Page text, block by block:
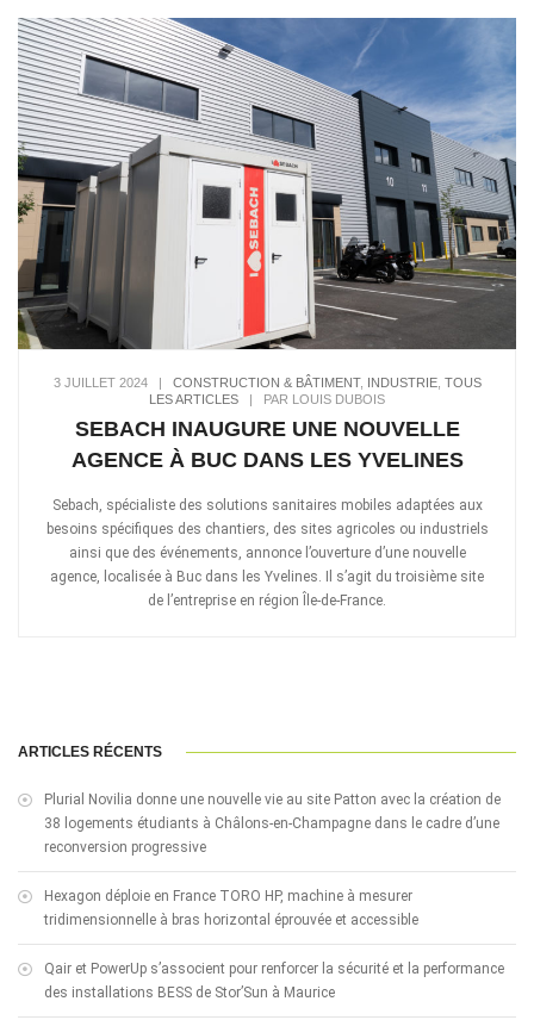
3 JUILLET 2024| CONSTRUCTION & BÂTIMENT, INDUSTRIE, TOUS
LES ARTICLES
PAR LOUIS DUBOIS
SEBACH INAUGURE UNE NOUVELLE
AGENCE À BUC DANS LES YVELINES
Sebach, spécialiste des solutions sanitaires mobiles adaptées aux
besoins spécifiques des chantiers, des sites agricoles ou industriels
ainsi que des événements, annonce l’ouverture d’une nouvelle
agence, localisée à Buc dans les Yvelines. Il s’agit du troisième site
de l’entreprise en région Île-de-France.
ARTICLES RÉCENTS
Plurial Novilia donne une nouvelle vie au site Patton avec la création de
38 logements étudiants à Châlons-en-Champagne dans le cadre d’une
reconversion progressive
Hexagon déploie en France TORO HP, machine à mesurer
tridimensionnelle à bras horizontal éprouvée et accessible
Qair et PowerUp s’associent pour renforcer la sécurité et la performance
des installations BESS de Stor’Sun à Maurice